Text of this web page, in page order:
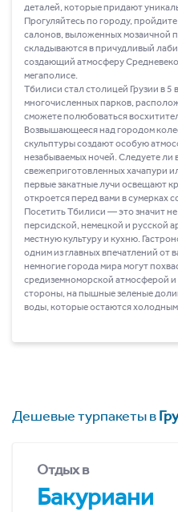
деталей, которые придают
Прогуляйтесь по городу,
салонов, выложенных мозаичной
складываются в причудливый
создающий атмосферу
мегаполисе.
Тбилиси стал столицей Грузии в 5
многочисленных парков,
сможете полюбоваться
Возвышающееся над городом
скульптуры создают особую
незабываемых ночей. Следуете ли
свежеприготовленных хачапури
первые закатные лучи освещают
откроется перед вами в сумерках
Посетить Тбилиси ― это значит
персидской, немецкой и русской
местную культуру и кухню.
одним из главных впечатлений от
немногие города мира могут
средиземноморской атмосферой
стороны, на пышные зеленые
воды, которые остаются
Дешевые турпакеты в
Отдых в
Бакуриани